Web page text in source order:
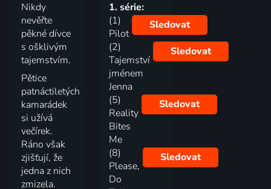
Nikdy
nevěřte
pěkné dívce
s ošklivým
tajemstvím.
Pětice
patnáctiletých
kamarádek
si užívá
večírek.
Ráno však
zjišťují, že
jedna z nich
zmizela.
1. série:
(1)
Pilot
Sledovat
(2)
Tajemství
jménem
Jenna
Sledovat
(5)
Reality
Bites
Me
Sledovat
(8)
Please,
Do
Sledovat